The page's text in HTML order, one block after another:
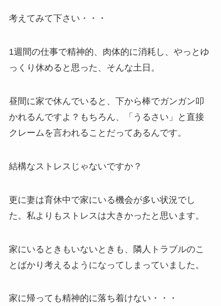
考えてみて下さい・・・
1週間の仕事で精神的、肉体的に消耗し、やっとゆ
っくり休めると思った、そんな土日。
昼間に家で休んでいると、下から棒でガンガン叩
かれるんですよ？もちろん、「うるさい」と直接
クレームを言われることだってあるんです。
結構なストレスじゃないですか？
更に妻は育休中で家にいる機会が多い状況でし
た。私よりもストレスは大きかったと思います。
家にいるときもいないときも、隣人トラブルのこ
とばかり考えるようになってしまっていました。
家に帰っても精神的に落ち着けない・・・